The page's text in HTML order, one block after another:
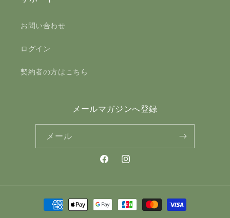
お問い合わせ
ログイン
契約者の方はこちら
メールマガジンへ登録
メール
FacebookInstagram
決
済